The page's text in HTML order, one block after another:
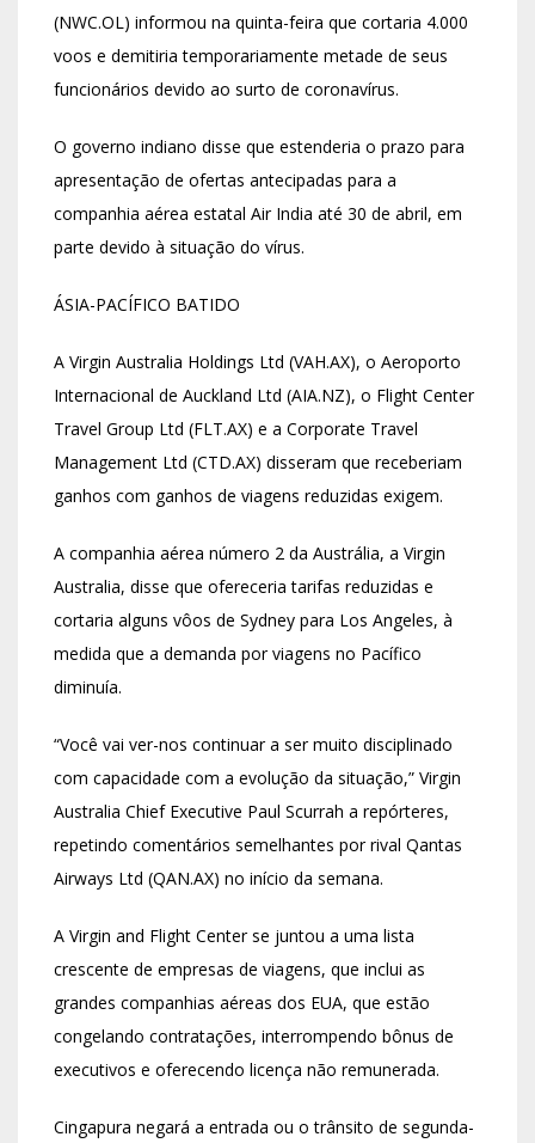
(NWC.OL) informou na quinta-feira que cortaria 4.000
voos e demitiria temporariamente metade de seus
funcionários devido ao surto de coronavírus.
O governo indiano disse que estenderia o prazo para
apresentação de ofertas antecipadas para a
companhia aérea estatal Air India até 30 de abril, em
parte devido à situação do vírus.
ÁSIA-PACÍFICO BATIDO
A Virgin Australia Holdings Ltd (VAH.AX), o Aeroporto
Internacional de Auckland Ltd (AIA.NZ), o Flight Center
Travel Group Ltd (FLT.AX) e a Corporate Travel
Management Ltd (CTD.AX) disseram que receberiam
ganhos com ganhos de viagens reduzidas exigem.
A companhia aérea número 2 da Austrália, a Virgin
Australia, disse que ofereceria tarifas reduzidas e
cortaria alguns vôos de Sydney para Los Angeles, à
medida que a demanda por viagens no Pacífico
diminuía.
“Você vai ver-nos continuar a ser muito disciplinado
com capacidade com a evolução da situação,” Virgin
Australia Chief Executive Paul Scurrah a repórteres,
repetindo comentários semelhantes por rival Qantas
Airways Ltd (QAN.AX) no início da semana.
A Virgin and Flight Center se juntou a uma lista
crescente de empresas de viagens, que inclui as
grandes companhias aéreas dos EUA, que estão
congelando contratações, interrompendo bônus de
executivos e oferecendo licença não remunerada.
Cingapura negará a entrada ou o trânsito de segunda-